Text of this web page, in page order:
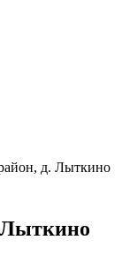
д. Лыткино
Лыткино